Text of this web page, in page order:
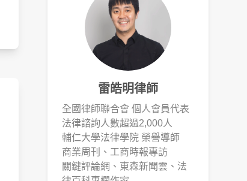
雷皓明律師
全國律師聯合會 個人會員代表
法律諮詢人數超過2,000人
輔仁大學法律學院 榮譽導師
商業周刊、工商時報專訪
關鍵評論網、東森新聞雲、法